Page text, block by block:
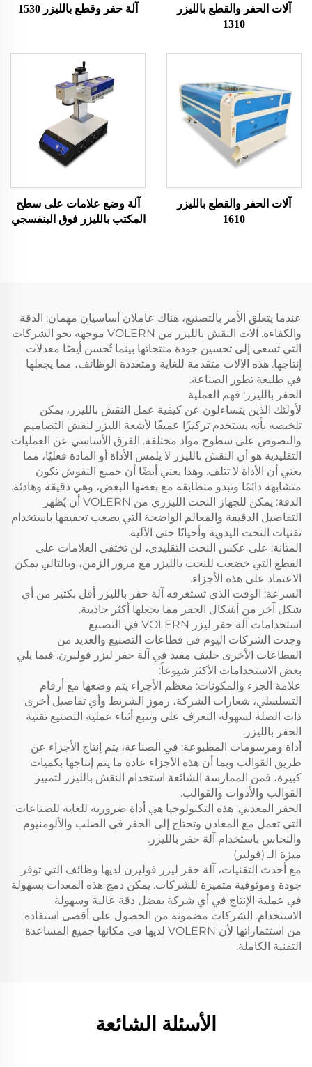
آلات الحفر والقطع بالليزر
1310
آلة حفر وقطع بالليزر 1530
آلات الحفر والقطع بالليزر
1610
آلة وضع علامات على سطح
المكتب بالليزر فوق البنفسجي
عندما يتعلق الأمر بالتصنيع، هناك عاملان أساسيان مهمان: الدقة
والكفاءة. آلات النقش بالليزر من VOLERN موجهة نحو الشركات
التي تسعى إلى تحسين جودة منتجاتها بينما تُحسن أيضًا معدلات
إنتاجها. هذه الآلات متقدمة للغاية ومتعددة الوظائف، مما يجعلها
في طليعة تطور الصناعة.
الحفر بالليزر: فهم العملية
لأولئك الذين يتساءلون عن كيفية عمل النقش بالليزر، يمكن
تلخيصه بأنه يستخدم تركيزًا عميقًا لأشعة الليزر لنقش التصاميم
والنصوص على سطوح مواد مختلفة. الفرق الأساسي عن العمليات
التقليدية هو أن النقش بالليزر لا يلمس الأداة أو المادة فعليًا، مما
يعني أن الأداة لا تتلف. وهذا يعني أيضًا أن جميع النقوش تكون
متشابهة دائمًا وتبدو متطابقة مع بعضها البعض، وهي دقيقة وهادئة.
الدقة: يمكن للجهاز النحت الليزري من VOLERN أن يُظهر
التفاصيل الدقيقة والمعالم الواضحة التي يصعب تحقيقها باستخدام
تقنيات النحت اليدوية وأحيانًا حتى الآلية.
المتانة: على عكس النحت التقليدي، لن تختفي العلامات على
القطع التي خضعت للنحت بالليزر مع مرور الزمن، وبالتالي يمكن
الاعتماد على هذه الأجزاء.
السرعة: الوقت الذي تستغرقه آلة حفر بالليزر أقل بكثير من أي
شكل آخر من أشكال الحفر مما يجعلها أكثر جاذبية.
استخدامات آلة حفر ليزر VOLERN في التصنيع
وجدت الشركات اليوم في قطاعات التصنيع والعديد من
القطاعات الأخرى حليف مفيد في آلة حفر ليزر فوليرن. فيما يلي
بعض الاستخدامات الأكثر شيوعاً:
علامة الجزء والمكونات: معظم الأجزاء يتم وضعها مع أرقام
التسلسلي، شعارات الشركة، رموز الشريط وأي تفاصيل أخرى
ذات الصلة لسهولة التعرف على وتتبع أثناء عملية التصنيع تقنية
الحفر بالليزر.
أداة ومرسومات المطبوعة: في الصناعة، يتم إنتاج الأجزاء عن
طريق القوالب وبما أن هذه الأجزاء عادة ما يتم إنتاجها بكميات
كبيرة، فمن الممارسة الشائعة استخدام النقش بالليزر لتمييز
القوالب والأدوات والقوالب.
الحفر المعدني: هذه التكنولوجيا هي أداة ضرورية للغاية للصناعات
التي تعمل مع المعادن وتحتاج إلى الحفر في الصلب والألومنيوم
والنحاس باستخدام آلة حفر بالليزر.
ميزة الـ (فولير)
مع أحدث التقنيات، آلة حفر ليزر فوليرن لديها وظائف التي توفر
جودة وموثوقية متميزة للشركات. يمكن دمج هذه المعدات بسهولة
في عملية الإنتاج في أي شركة بفضل دقة عالية وسهولة
الاستخدام. الشركات مضمونة من الحصول على أقصى استفادة
من استثماراتها لأن VOLERN لديها في مكانها جميع المساعدة
التقنية الكاملة.
الأسئلة الشائعة